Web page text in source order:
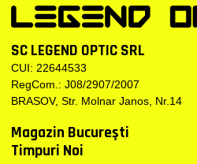
SC LEGEND OPTIC SRL
CUI: 22644533
RegCom.: J08/2907/2007
BRASOV, Str. Molnar Janos, Nr.14
Magazin Bucureşti
Timpuri Noi